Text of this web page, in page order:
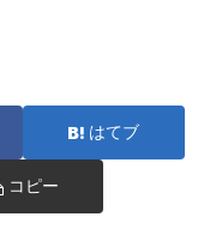
はてブ
コピー